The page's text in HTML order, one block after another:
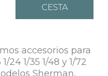
CESTA
accesorios para
24 1/35 1/48 y 1/72
Sherman,